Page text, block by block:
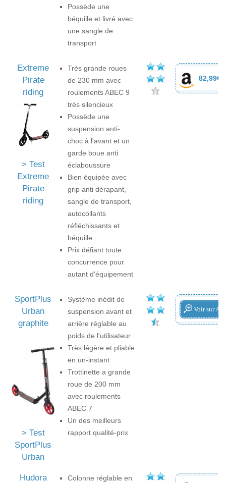
Possède une
béquille et livré avec
une sangle de
transport
Extreme
Pirate
riding
> Test
Extreme
Pirate
riding
Très grande roues
de 230 mm avec
roulements ABEC 9
très silencieux
Possède une
suspension anti-
choc à l'avant et un
garde boue anti
éclaboussure
Bien équipée avec
grip anti dérapant,
sangle de transport,
autocollants
réfléchissants et
béquille
Prix défiant toute
concurrence pour
autant d'équipement
82,99€
SportPlus
Urban
graphite
> Test
SportPlus
Urban
Système inédit de
suspension avant et
arrière réglable au
poids de l'utilisateur
Très légère et pliable
en un-instant
Trottinette a grande
roue de 200 mm
avec roulements
ABEC 7
Un des meilleurs
rapport qualité-prix
Voir sur
Hudora
Colonne réglable en